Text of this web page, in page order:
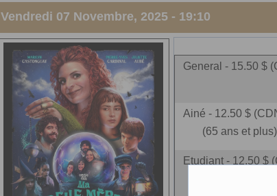
Vendredi 07 Novembre, 2025 - 19:10
General - 15.50 $
Ainé - 12.50 $
(65 ans et plus)
Etudiant - 12.50 $